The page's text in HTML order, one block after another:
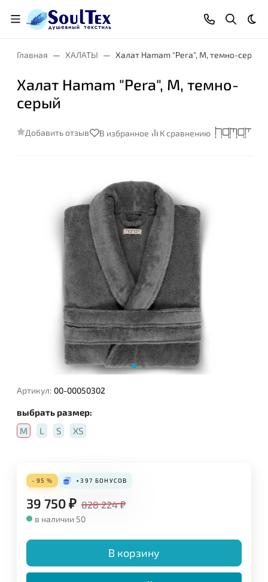
Главная ХАЛАТЫ Халат Hamam "Pera", M, темно-серый
Халат Hamam "Pera", M, темно-
серый
Добавить отзыв В избранное К сравнению
Артикул: 00-00050302
выбрать размер:
M
L S XS
- 95 % +397 БОНУСОВ
39 750₽ 828 224 ₽
в наличии 50
В корзину